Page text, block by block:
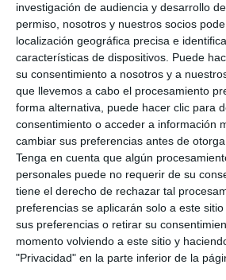
investigación de audiencia y desarrollo
permiso, nosotros y nuestros socios
localización geográfica precisa e
características de dispositivos. Puede
su consentimiento a nosotros y a
que llevemos a cabo el procesamiento
forma alternativa, puede hacer clic para
consentimiento o acceder a información
cambiar sus preferencias antes de
Tenga en cuenta que algún
personales puede no requerir de su
tiene el derecho de rechazar tal
preferencias se aplicarán solo a este
sus preferencias o retirar su
momento volviendo a este sitio y
"Privacidad" en la parte inferior de la
Las
Domicilio
“retraso” en el
nóminas
ACTUALIDAD
Sindicatos y
municipales
contratación
personal
ACTUALIDAD
Los sanitarios